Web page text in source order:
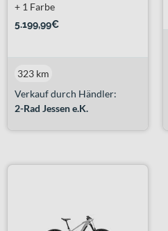
5.199,99€
+ 1 Farbe
Verkauf durch Händler:
2-Rad Jessen e.K.
323 km